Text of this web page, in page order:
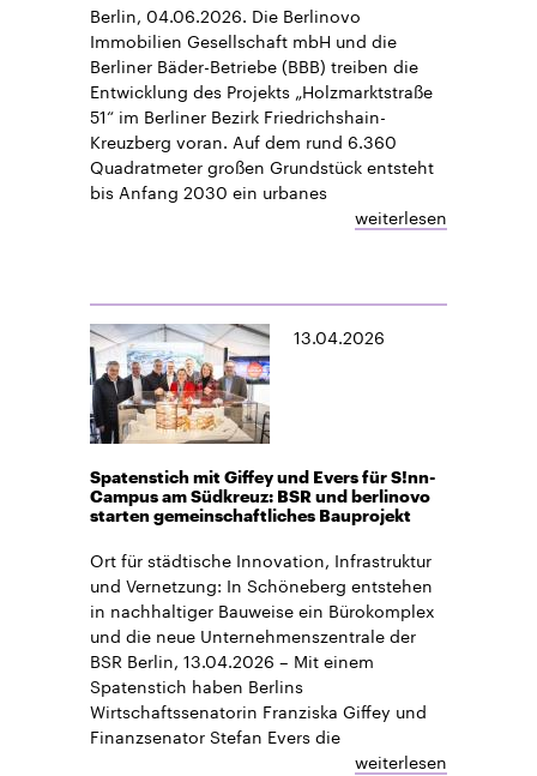
Berlin, 04.06.2026. Die Berlinovo
Immobilien Gesellschaft mbH und die
Berliner Bäder-Betriebe (BBB) treiben die
Entwicklung des Projekts „Holzmarktstraße
51“ im Berliner Bezirk Friedrichshain-
Kreuzberg voran. Auf dem rund 6.360
Quadratmeter großen Grundstück entsteht
bis Anfang 2030 ein urbanes
weiterlesen
13.04.2026
Spatenstich mit Giffey und Evers für S!nn-
Campus am Südkreuz: BSR und berlinovo
starten gemeinschaftliches Bauprojekt
Ort für städtische Innovation, Infrastruktur
und Vernetzung: In Schöneberg entstehen
in nachhaltiger Bauweise ein Bürokomplex
und die neue Unternehmenszentrale der
BSR Berlin, 13.04.2026 – Mit einem
Spatenstich haben Berlins
Wirtschaftssenatorin Franziska Giffey und
Finanzsenator Stefan Evers die
weiterlesen